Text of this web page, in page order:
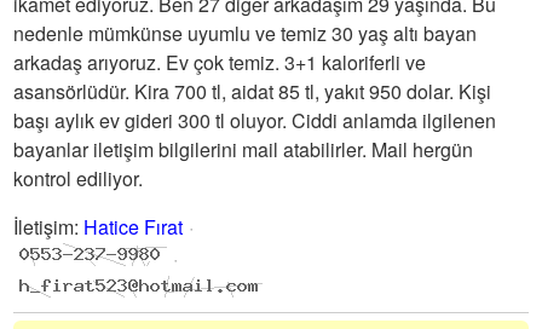
nedenle mümkünse uyumlu ve temiz 30 yaş altı bayan
arkadaş arıyoruz. Ev çok temiz. 3+1 kaloriferli ve
asansörlüdür. Kira 700 tl, aidat 85 tl, yakıt 950 dolar. Kişi
başı aylık ev gideri 300 tl oluyor. Ciddi anlamda ilgilenen
bayanlar iletişim bilgilerini mail atabilirler. Mail hergün
kontrol ediliyor.
İletişim: Hatice Fırat